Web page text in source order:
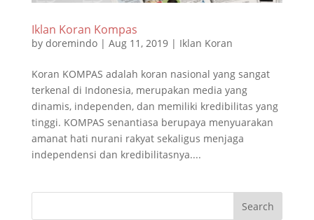
Iklan Koran Kompas
by doremindo| Aug 11, 2019| Iklan Koran
Koran KOMPAS adalah koran nasional yang sangat
terkenal di Indonesia, merupakan media yang
dinamis, independen, dan memiliki kredibilitas yang
tinggi. KOMPAS senantiasa berupaya menyuarakan
amanat hati nurani rakyat sekaligus menjaga
independensi dan kredibilitasnya....